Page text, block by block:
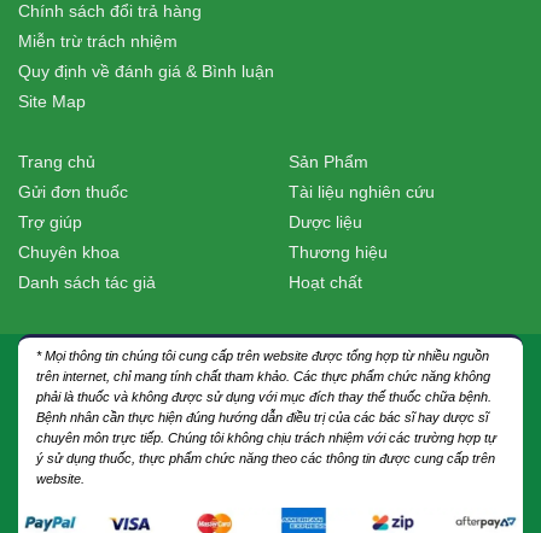
Chính sách đổi trả hàng
Miễn trừ trách nhiệm
Quy định về đánh giá & Bình luận
Site Map
Trang chủ
Gửi đơn thuốc
Trợ giúp
Chuyên khoa
Danh sách tác giả
Sản Phẩm
Tài liệu nghiên cứu
Dược liệu
Thương hiệu
Hoạt chất
* Mọi thông tin chúng tôi cung cấp trên website được tổng hợp từ nhiều nguồn
trên internet, chỉ mang tính chất tham khảo. Các thực phẩm chức năng không
phải là thuốc và không được sử dụng với mục đích thay thế thuốc chữa bệnh.
Bệnh nhân cần thực hiện đúng hướng dẫn điều trị của các bác sĩ hay dược sĩ
chuyên môn trực tiếp. Chúng tôi không chịu trách nhiệm với các trường hợp tự
ý sử dụng thuốc, thực phẩm chức năng theo các thông tin được cung cấp trên
website.